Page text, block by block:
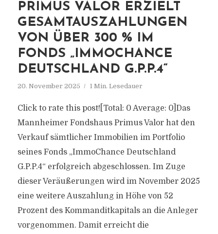
PRIMUS VALOR ERZIELT
GESAMTAUSZAHLUNGEN
VON ÜBER 300 % IM
FONDS „IMMOCHANCE
DEUTSCHLAND G.P.P.4“
20. November 2025 1 Min. Lesedauer
Click to rate this post![Total: 0 Average: 0]Das
Mannheimer Fondshaus Primus Valor hat den
Verkauf sämtlicher Immobilien im Portfolio
seines Fonds „ImmoChance Deutschland
G.P.P.4“ erfolgreich abgeschlossen. Im Zuge
dieser Veräußerungen wird im November 2025
eine weitere Auszahlung in Höhe von 52
Prozent des Kommanditkapitals an die Anleger
vorgenommen. Damit erreicht die